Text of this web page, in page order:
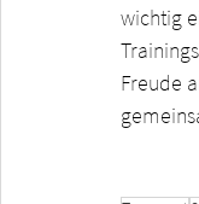
wichtig
Freude